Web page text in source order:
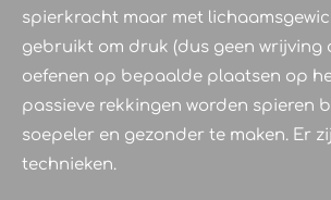
spierkracht maar met
gebruikt om druk (dus geen wrijving
oefenen op bepaalde plaatsen op
passieve rekkingen worden spieren
soepeler en gezonder te maken. Er
technieken.